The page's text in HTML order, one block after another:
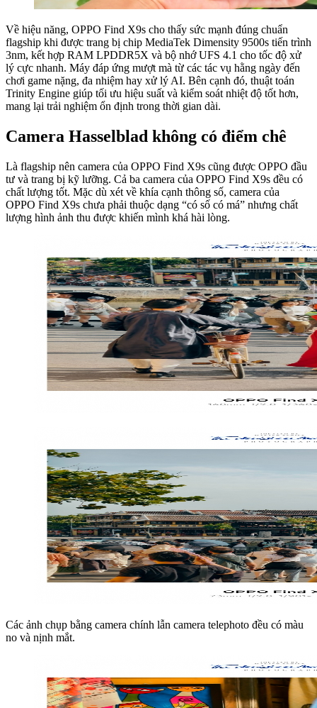
Về hiệu năng, OPPO Find X9s cho thấy sức mạnh đúng chuẩn
flagship khi được trang bị chip MediaTek Dimensity 9500s tiến trình
3nm, kết hợp RAM LPDDR5X và bộ nhớ UFS 4.1 cho tốc độ xử
lý cực nhanh. Máy đáp ứng mượt mà từ các tác vụ hằng ngày đến
chơi game nặng, đa nhiệm hay xử lý AI. Bên cạnh đó, thuật toán
Trinity Engine giúp tối ưu hiệu suất và kiểm soát nhiệt độ tốt hơn,
mang lại trải nghiệm ổn định trong thời gian dài.
Camera Hasselblad không có điểm chê
Là flagship nên camera của OPPO Find X9s cũng được OPPO đầu
tư và trang bị kỹ lưỡng. Cả ba camera của OPPO Find X9s đều có
chất lượng tốt. Mặc dù xét về khía cạnh thông số, camera của
OPPO Find X9s chưa phải thuộc dạng “có số có má” nhưng chất
lượng hình ảnh thu được khiến mình khá hài lòng.
Các ảnh chụp bằng camera chính lẫn camera telephoto đều có màu
no và nịnh mắt.